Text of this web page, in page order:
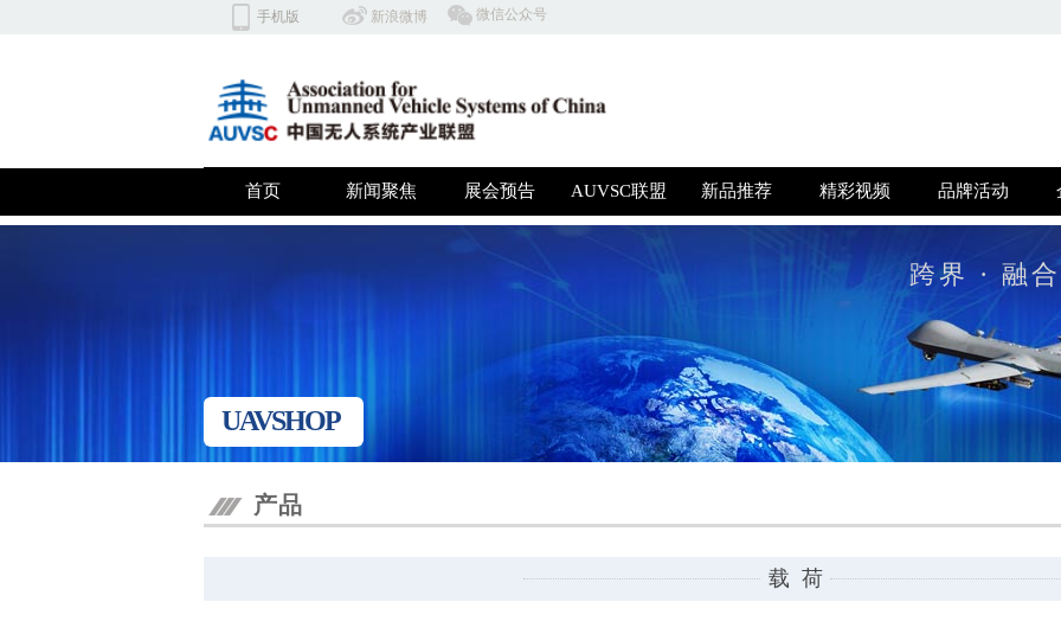
​微信公众号
手机版 ​​新浪微博
首页 新闻聚焦 展会预告 AUVSC联盟 新品推荐 精彩视频 品牌活动
跨界 · 融
双击此处添加文字
UAVSHOP
产品
载 荷